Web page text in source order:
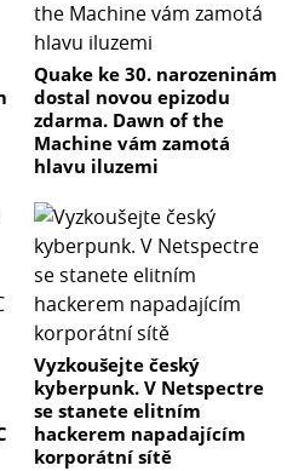
impedančními
jack 6,3 mm pro
také se dvěma
napájením pro
s linkovou úrovní
kanálu je možné si
dvojice plovoucích
nesymetrických výstupů,
výstupu do
můžete k AXE I/O
PA nebo sluchátka, a to se
Díky ovladači
smíchat přímý signál
a monitorovat zvuk s
Quake ke 30. narozeninám
dostal novou epizodu
zdarma. Dawn of the
Machine vám zamotá
hlavu iluzemi
Vyzkoušejte český
kyberpunk. V Netspectre
se stanete elitním
hackerem napadajícím
korporátní sítě